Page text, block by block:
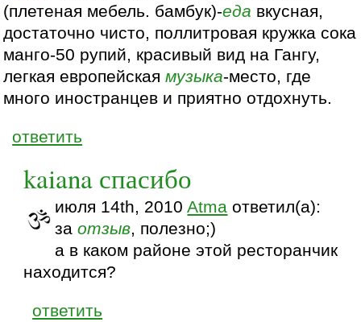
(плетеная мебель. бамбук)-еда вкусная,
достаточно чисто, поллитровая кружка сока
манго-50 рупий, красивый вид на Гангу,
легкая европейскаямузыка-место, где
много иностранцев и приятно отдохнуть.
ответить
kaiana спасибо
июля 14th, 2010Atma ответил(а):
заотзыв, полезно;)
а в каком районе этой ресторанчик
находится?
ответить